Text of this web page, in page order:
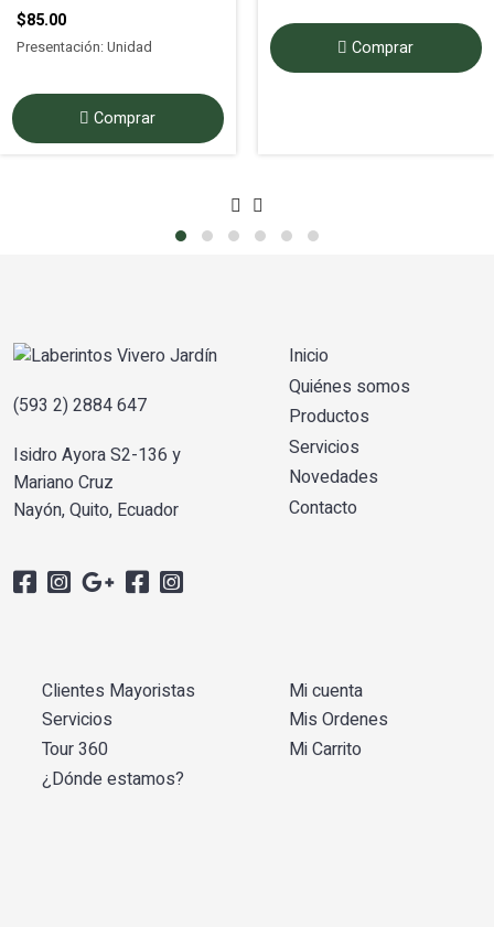
$85.00
Presentación: Unidad
Comprar
Comprar
(593 2) 2884 647
Isidro Ayora S2-136 y
Mariano Cruz
Nayón, Quito, Ecuador
Inicio
Quiénes somos
Productos
Servicios
Novedades
Contacto
Clientes Mayoristas
Servicios
Tour 360
¿Dónde estamos?
Mi cuenta
Mis Ordenes
Mi Carrito